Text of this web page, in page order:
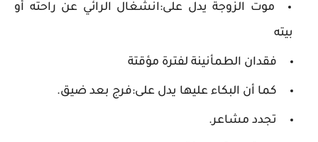
موت الزوجة يدل على:انشغال الرائي عن راحته أو
بيته
فقدان الطمأنينة لفترة مؤقتة
كما أن البكاء عليها يدل على:فرج بعد ضيق.
تجدد مشاعر.